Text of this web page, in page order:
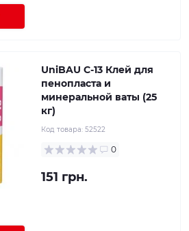
UniBAU С-13 Клей для
пенопласта и
минеральной ваты (25
кг)
Код товара: 52522
0
151 грн.